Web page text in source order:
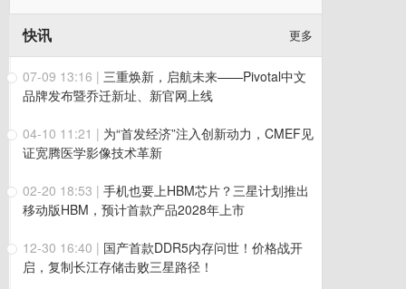
快讯 更多
07-09 13:16 | 三重焕新，启航未来——Pivotal中文
品牌发布暨乔迁新址、新官网上线
04-10 11:21 | 为“首发经济”注入创新动力，CMEF见
证宽腾医学影像技术革新
02-20 18:53 | 手机也要上HBM芯片？三星计划推出
移动版HBM，预计首款产品2028年上市
12-30 16:40 | 国产首款DDR5内存问世！价格战开
启，复制长江存储击败三星路径！